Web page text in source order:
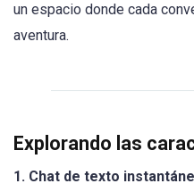
un espacio donde cada
aventura.
Explorando las
1. Chat de texto